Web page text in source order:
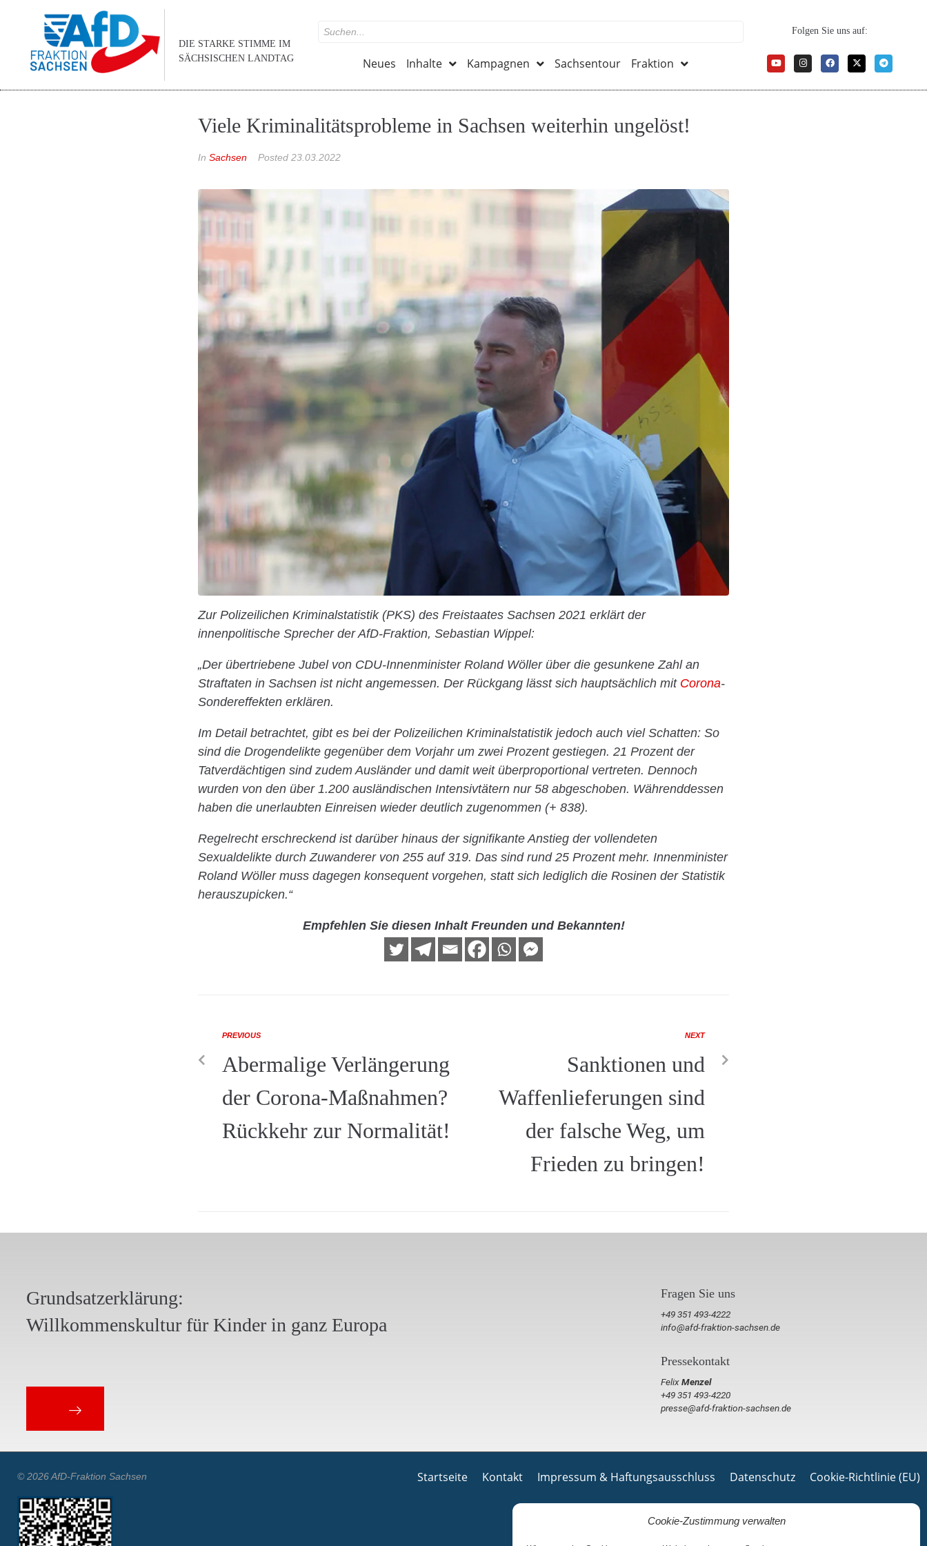
Cookie-Zustimmung verwalten
DIE STARKE STIMME IM
SÄCHSISCHEN LANDTAG
Neues Inhalte Kampagnen Sachsentour Fraktion
Folgen Sie uns auf:
Viele Kriminalitätsprobleme in Sachsen weiterhin ungelöst!
In Sachsen Posted 23.03.2022
Zur Polizeilichen Kriminalstatistik (PKS) des Freistaates Sachsen 2021 erklärt der
innenpolitische Sprecher der AfD-Fraktion, Sebastian Wippel:
„Der übertriebene Jubel von CDU-Innenminister Roland Wöller über die gesunkene Zahl an
Straftaten in Sachsen ist nicht angemessen. Der Rückgang lässt sich hauptsächlich mit Corona-
Sondereffekten erklären.
Im Detail betrachtet, gibt es bei der Polizeilichen Kriminalstatistik jedoch auch viel Schatten: So
sind die Drogendelikte gegenüber dem Vorjahr um zwei Prozent gestiegen. 21 Prozent der
Tatverdächtigen sind zudem Ausländer und damit weit überproportional vertreten. Dennoch
wurden von den über 1.200 ausländischen Intensivtätern nur 58 abgeschoben. Währenddessen
haben die unerlaubten Einreisen wieder deutlich zugenommen (+ 838).
Regelrecht erschreckend ist darüber hinaus der signifikante Anstieg der vollendeten
Sexualdelikte durch Zuwanderer von 255 auf 319. Das sind rund 25 Prozent mehr. Innenminister
Roland Wöller muss dagegen konsequent vorgehen, statt sich lediglich die Rosinen der Statistik
herauszupicken.“
Empfehlen Sie diesen Inhalt Freunden und Bekannten!
PREVIOUS
Abermalige Verlängerung
der Corona-Maßnahmen?
Rückkehr zur Normalität!
NEXT
Sanktionen und
Waffenlieferungen sind
der falsche Weg, um
Frieden zu bringen!
Grundsatzerklärung:
Willkommenskultur für Kinder in ganz Europa
Fragen Sie uns
+49 351 493-4222
info@afd-fraktion-sachsen.de
Pressekontakt
FelixMenzel
+49 351 493-4220
presse@afd-fraktion-sachsen.de
© 2026 AfD-Fraktion Sachsen Startseite Kontakt Impressum & Haftungsausschluss Datenschutz Cookie-Richtlinie (EU)